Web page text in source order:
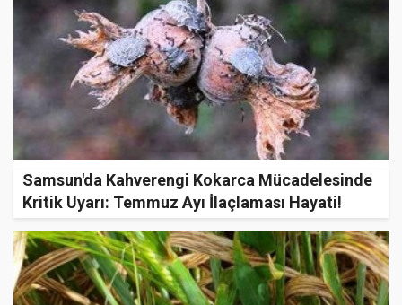
Samsun'da Kahverengi Kokarca Mücadelesinde
Kritik Uyarı: Temmuz Ayı İlaçlaması Hayati!